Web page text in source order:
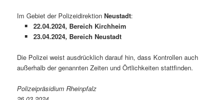
Im Gebiet der PolizeidirektionNeustadt:
22.04.2024, Bereich Kirchheim
23.04.2024, Bereich Neustadt
Die Polizei weist ausdrücklich darauf hin, dass Kontrollen auch
außerhalb der genannten Zeiten und Örtlichkeiten stattfinden.
Polizeipräsidium Rheinpfalz